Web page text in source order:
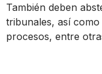
También deben
tribunales, así
procesos, entre